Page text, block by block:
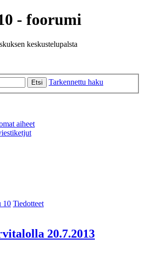
- foorumi
keskustelupalsta
Etsi Tarkennettu haku
aiheet
10 Tiedotteet
20.7.2013